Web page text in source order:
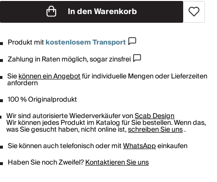
In den Warenkorb
Produkt mitkostenlosem Transport
Zahlung in Raten möglich, sogar zinsfrei
Siekönnen ein Angebotfür individuelle Mengen oder Lieferzeiten
anfordern
100 % Originalprodukt
Wir sind autorisierte Wiederverkäufer vonScab Design
Wir können jedes Produkt im Katalog für Sie bestellen. Wenn das,
was Sie gesucht haben, nicht online ist,schreiben Sie uns.
Sie können auch telefonisch oder mitWhatsAppeinkaufen
Haben Sie noch Zweifel?Kontaktieren Sie uns